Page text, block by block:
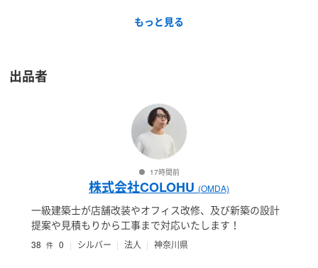
もっと見る
出品者
17時間前
株式会社COLOHU (OMDA)
一級建築士が店舗改装やオフィス改修、及び新築の設計
提案や見積もりから工事まで対応いたします！
38 件 0 シルバー 法人 神奈川県